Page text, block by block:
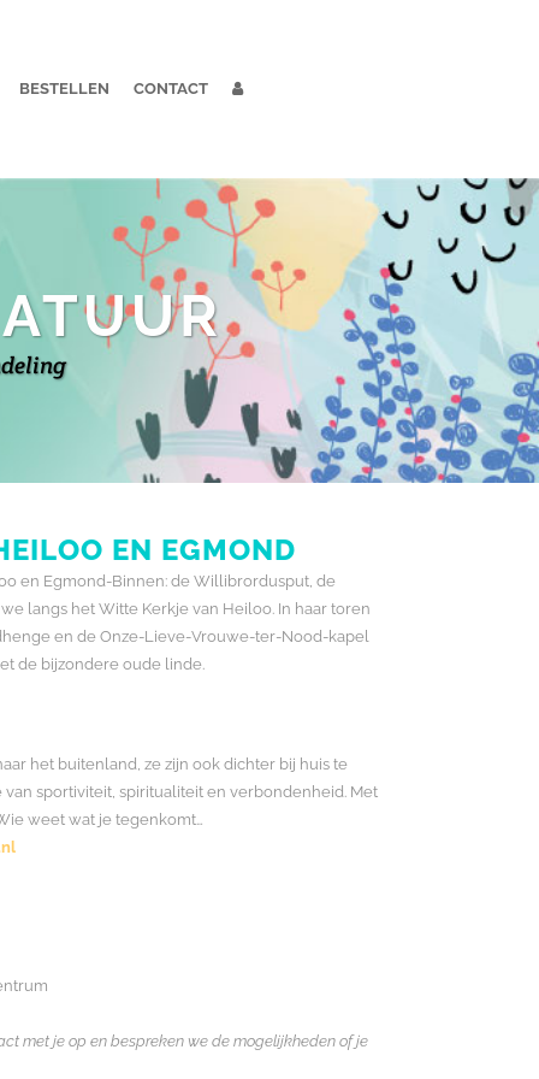
BESTELLEN CONTACT
EN EGMOND
en Egmond-Binnen: de Willibrordusput, de
langs het Witte Kerkje van Heiloo. In haar toren
en de Onze-Lieve-Vrouwe-ter-Nood-kapel
de bijzondere oude linde.
het buitenland, ze zijn ook dichter bij huis te
sportiviteit, spiritualiteit en verbondenheid. Met
weet wat je tegenkomt…
met je op en bespreken we de mogelijkheden of je